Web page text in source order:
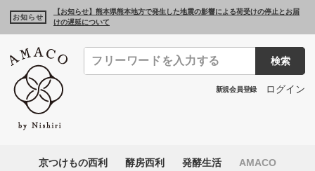
お知らせ
【お知らせ】熊本県熊本地方で発生した地震の影響による荷受けの停止とお届
けの遅延について
検索
新規会員登録 ログイン
京つけもの西利 酵房西利 発酵生活 AMACO